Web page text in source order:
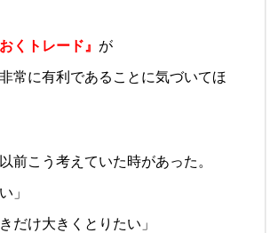
くトレード』 が
常に有利であることに気づいてほ
前こう考えていた時があった。
」
だけ大きくとりたい」